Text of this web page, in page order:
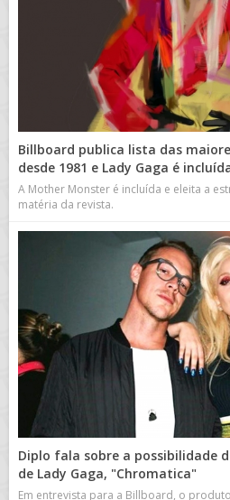
Billboard publica lista das
desde 1981 e Lady Gaga é
A Mother Monster é incluída e eleita a
matéria da revista.
Diplo fala sobre a possibilidade
de Lady Gaga, "Chromatica"
Em entrevista para a Billboard, o